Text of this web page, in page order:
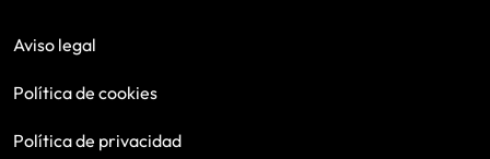
Aviso legal
Política de cookies
Política de privacidad